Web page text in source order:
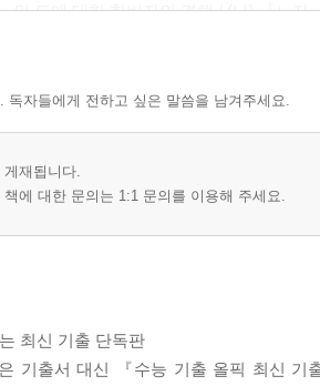
의 도에 대한 한비자의 견해 / (나) 『노자
리 철학에서 의식을 설명하는 여러 가지
성과 의의 / (나) 조선 후기 유서 편찬에서
가격 유지 행위 및 부당 광고의 규제
자들에게 전하고 싶은 말씀을 남겨주세요.
재됩니다.
에 대한 문의는 1:1 문의를 이용해 주세요.
최신 기출 단독판
기출서 대신 『수능 기출 올픽 최신